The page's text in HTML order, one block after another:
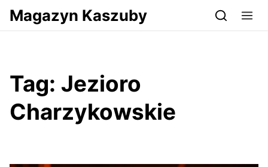
Przejdź do serwisu magazynkaszuby.pl
Magazyn Kaszuby
Tag: Jezioro
Charzykowskie